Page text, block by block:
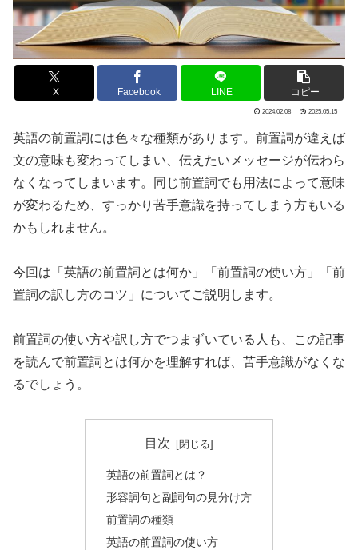
X Facebook LINE コピー
2024.02.08 2025.05.15
英語の前置詞には色々な種類があります。前置詞が違えば
文の意味も変わってしまい、伝えたいメッセージが伝わら
なくなってしまいます。同じ前置詞でも用法によって意味
が変わるため、すっかり苦手意識を持ってしまう方もいる
かもしれません。
今回は「英語の前置詞とは何か」「前置詞の使い方」「前
置詞の訳し方のコツ」についてご説明します。
前置詞の使い方や訳し方でつまずいている人も、この記事
を読んで前置詞とは何かを理解すれば、苦手意識がなくな
るでしょう。
目次
英語の前置詞とは？
形容詞句と副詞句の見分け方
前置詞の種類
英語の前置詞の使い方